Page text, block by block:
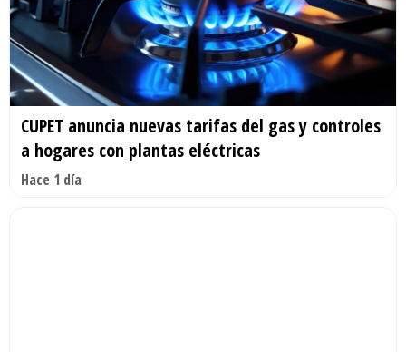
CUPET anuncia nuevas tarifas del gas y controles
a hogares con plantas eléctricas
Hace 1 día